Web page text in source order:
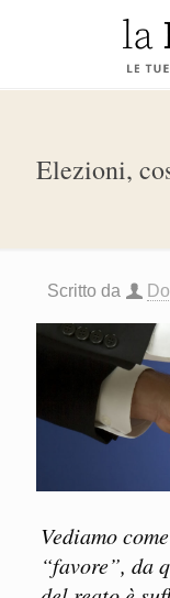
Elezioni,
Scritto da
Vediamo
“favore”, da